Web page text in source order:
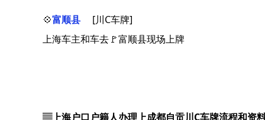
💠富顺县
[川C车牌]
上海车主和车去🚩富顺县现场上牌
▤上海户口户籍人办理上成都自贡川C车牌流程和资